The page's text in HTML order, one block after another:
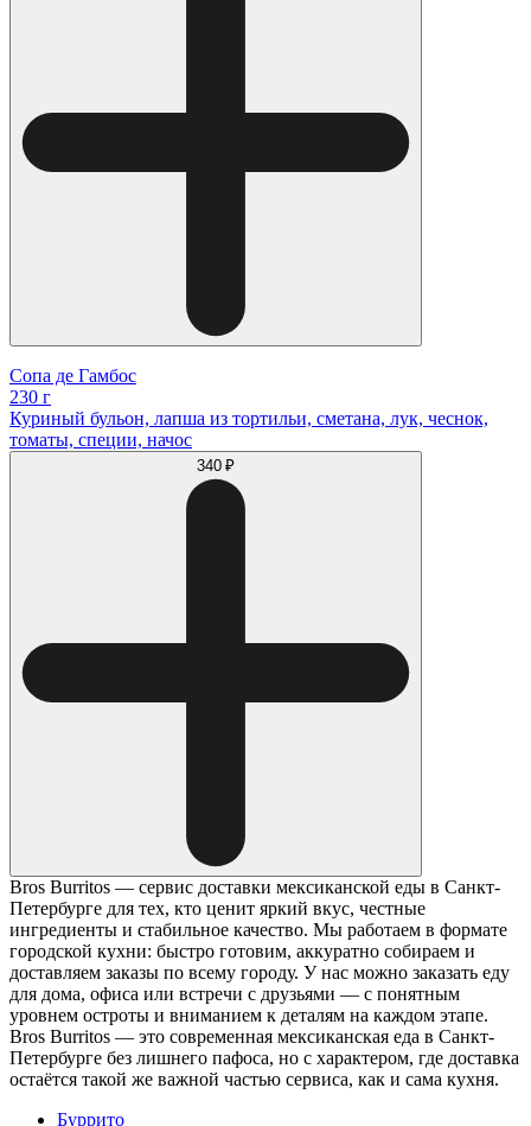
Сопа де Гамбос
230 г
Куриный бульон, лапша из тортильи, сметана, лук, чеснок,
томаты, специи, начос
340 ₽
Bros Burritos — сервис доставки мексиканской еды в Санкт-
Петербурге для тех, кто ценит яркий вкус, честные
ингредиенты и стабильное качество. Мы работаем в формате
городской кухни: быстро готовим, аккуратно собираем и
доставляем заказы по всему городу. У нас можно заказать еду
для дома, офиса или встречи с друзьями — с понятным
уровнем остроты и вниманием к деталям на каждом этапе.
Bros Burritos — это современная мексиканская еда в Санкт-
Петербурге без лишнего пафоса, но с характером, где доставка
остаётся такой же важной частью сервиса, как и сама кухня.
Буррито